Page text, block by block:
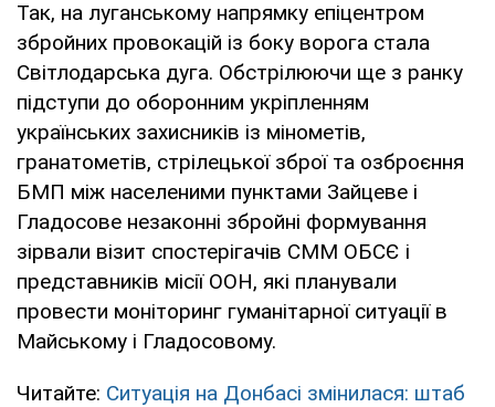
Так, на луганському напрямку епіцентром
збройних провокацій із боку ворога стала
Світлодарська дуга. Обстрілюючи ще з ранку
підступи до оборонним укріпленням
українських захисників із мінометів,
гранатометів, стрілецької зброї та озброєння
БМП між населеними пунктами Зайцеве і
Гладосове незаконні збройні формування
зірвали візит спостерігачів СММ ОБСЄ і
представників місії ООН, які планували
провести моніторинг гуманітарної ситуації в
Майському і Гладосовому.
Читайте: Ситуація на Донбасі змінилася: штаб